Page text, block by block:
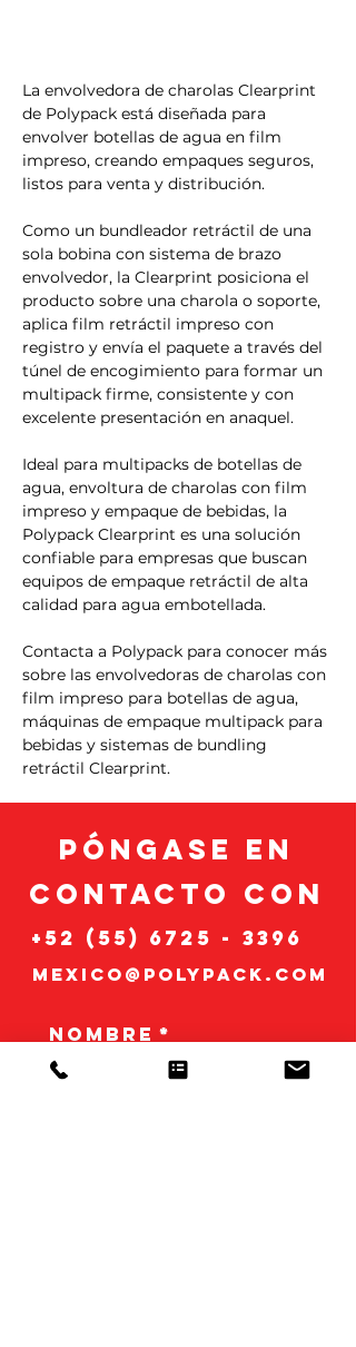
La envolvedora de charolas Clearprint
de Polypack está diseñada para
envolver botellas de agua en film
impreso, creando empaques seguros,
listos para venta y distribución.
Como un bundleador retráctil de una
sola bobina con sistema de brazo
envolvedor, la Clearprint posiciona el
producto sobre una charola o soporte,
aplica film retráctil impreso con
registro y envía el paquete a través del
túnel de encogimiento para formar un
multipack firme, consistente y con
excelente presentación en anaquel.
Ideal para multipacks de botellas de
agua, envoltura de charolas con film
impreso y empaque de bebidas, la
Polypack Clearprint es una solución
confiable para empresas que buscan
equipos de empaque retráctil de alta
calidad para agua embotellada.
Contacta a Polypack para conocer más
sobre las envolvedoras de charolas con
film impreso para botellas de agua,
máquinas de empaque multipack para
bebidas y sistemas de bundling
retráctil Clearprint.
Póngase en
contacto co n
+52 (55) 6725 - 3396
mexico@polypack.com
Nombre *